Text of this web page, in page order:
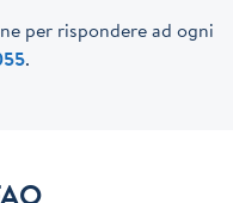
per rispondere ad ogni
.